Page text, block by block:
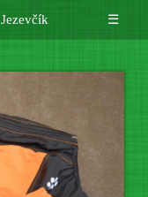
Jezevčík ☰